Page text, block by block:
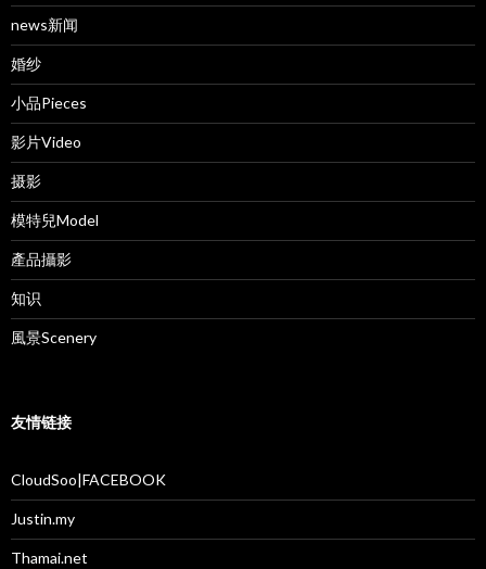
news新闻
婚纱
小品Pieces
影片Video
摄影
模特兒Model
產品攝影
知识
風景Scenery
友情链接
CloudSoo|FACEBOOK
Justin.my
Thamai.net